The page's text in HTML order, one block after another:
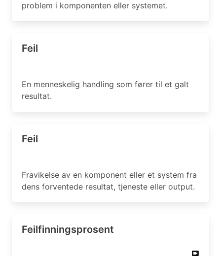
problem i komponenten eller systemet.
Feil
En menneskelig handling som fører til et galt
resultat.
Feil
Fravikelse av en komponent eller et system fra
dens forventede resultat, tjeneste eller output.
Feilfinningsprosent